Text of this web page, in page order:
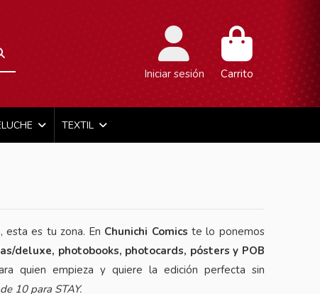
Iniciar sesión Carrito
TEXTIL
, esta es tu zona. En Chunichi Comics te lo ponemos
deluxe, photobooks, photocards, pósters y POB
quien empieza y quiere la edición perfecta sin
10 para STAY.